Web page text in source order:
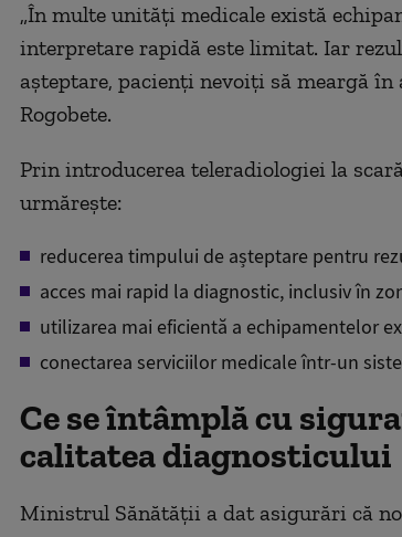
„În multe unități medicale există
interpretare rapidă este limitat. Iar
așteptare, pacienți nevoiți să meargă în
Rogobete.
Prin introducerea teleradiologiei la
urmărește:
reducerea timpului de așteptare pentru
acces mai rapid la diagnostic, inclusiv în
utilizarea mai eficientă a echipamentelor
conectarea serviciilor medicale într-un
Ce se întâmplă cu
calitatea diagnosticului
Ministrul Sănătății a dat asigurări că